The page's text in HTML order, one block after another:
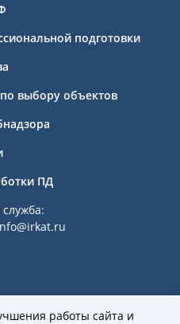
подготовки
выбору объектов
ПД
работы сайта и